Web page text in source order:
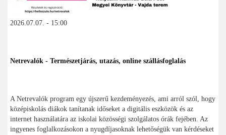
2026.07.07. - 15:00
Netrevalók - Természetjárás, utazás, online szállásfoglalás
A Netrevalók program egy újszerű kezdeményezés, ami arról szól, hogy
középiskolás diákok tanítanak időseket a digitális eszközök és az
internet használatára az iskolai közösségi szolgálatos órák fejében. Az
ingyenes foglalkozásokon a nyugdíjasoknak lehetőségük van kérdéseket